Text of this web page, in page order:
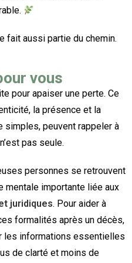
fait aussi partie du chemin.
vous
pour apaiser une perte. Ce
la présence et la
simples, peuvent rappeler à
pas seule.
personnes se retrouvent
mentale importante liée aux
juridiques. Pour aider à
formalités après un décès,
les informations essentielles
de clarté et moins de